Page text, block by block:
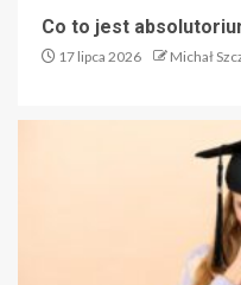
Co to jest
17 lipca 2026 Michał